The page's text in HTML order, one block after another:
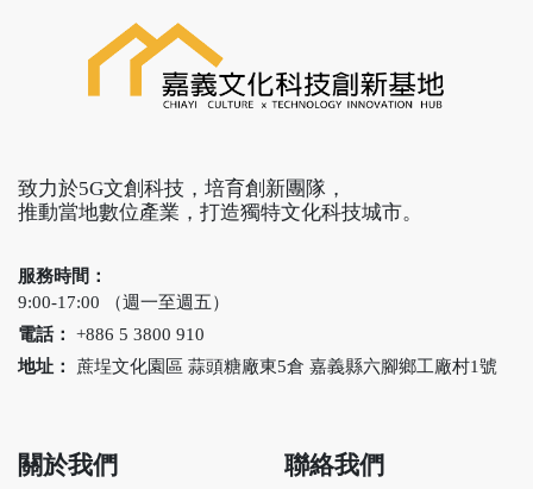
致力於5G文創科技，培育創新團隊，
推動當地數位產業，打造獨特文化科技城市。
服務時間：
9:00-17:00 （週一至週五）
電話： +886 5 3800 910
地址： 蔗埕文化園區 蒜頭糖廠東5倉 嘉義縣六腳鄉工廠村1號
關於我們 聯絡我們